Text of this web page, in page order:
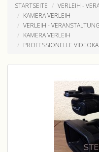
STARTSEITE
VERLEIH -
KAMERA VERLEIH
VERLEIH -
KAMERA VERLEIH
PROFESSIONELLE